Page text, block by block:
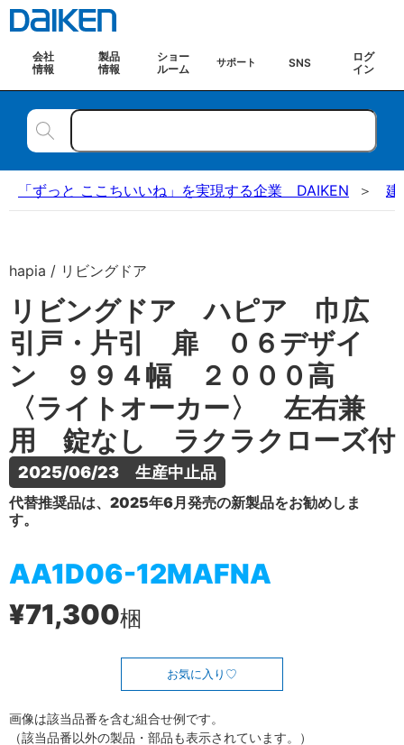
会社
情報
製品
情報
ショー
ルーム
サポート SNS
ログ
イン
「ずっと ここちいいね」を実現する企業 DAIKEN 建
hapia / リビングドア
リビングドア ハピア 巾広
引戸・片引 扉 ０６デザイ
ン ９９４幅 ２０００高
〈ライトオーカー〉 左右兼
用 錠なし ラクラクローズ付
2025/06/23　生産中止品
代替推奨品は、2025年6月発売の新製品をお勧めしま
す。
AA1D06-12MAFNA
¥71,300梱
お気に入り
画像は該当品番を含む組合せ例です。
（該当品番以外の製品・部品も表示されています。）